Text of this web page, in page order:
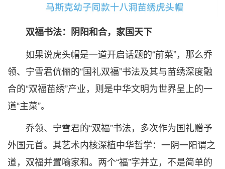
双福书法：阴阳和合，家国天下
如果说虎头帽是一道开启话题的“前菜”，那么乔
领、宁雪君伉俪的“国礼双福”书法及其与苗绣深度融
合的“双福苗绣”产业，则是中华文明为世界呈上的一
道“主菜”。
乔领、宁雪君的“双福”书法，多次作为国礼赠予
外国元首。其艺术内核深植中华哲学：一阴一阳谓之
道，双福并置喻家和。两个“福”字并立，不是简单的